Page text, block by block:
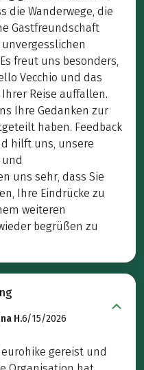
die Wanderwege, die
Gastfreundschaft
unvergesslichen
freut uns besonders,
Vecchio und das
Reise auffallen.
Ihre Gedanken zur
haben. Feedback
hilft uns, unsere
uns sehr, dass Sie
Ihre Eindrücke zu
weiteren
begrüßen zu
Regina H.6/15/2026
gereist und